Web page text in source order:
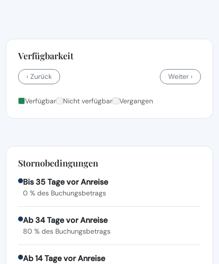
Verfügbarkeit
‹ Zurück Weiter ›
Verfügbar Nicht verfügbar Vergangen
Stornobedingungen
Bis 35 Tage vor Anreise
0 % des Buchungsbetrags
Ab 34 Tage vor Anreise
80 % des Buchungsbetrags
Ab 14 Tage vor Anreise